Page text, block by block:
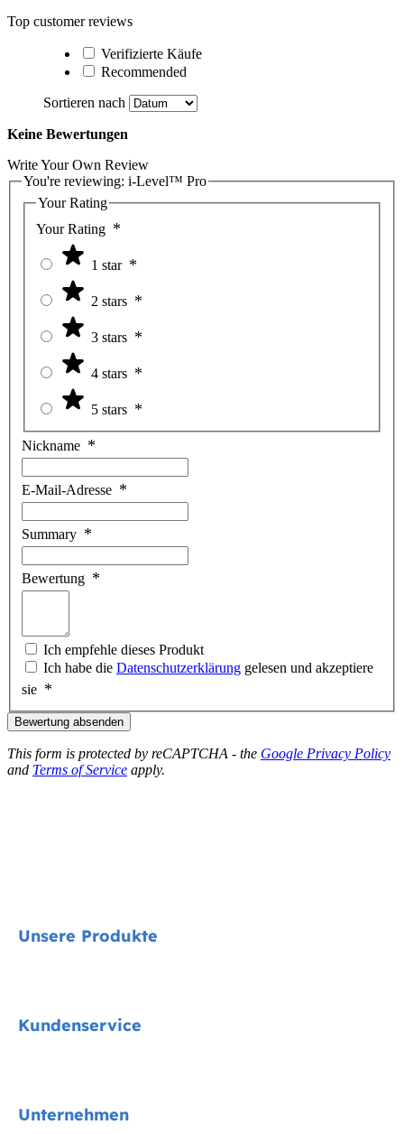
Top customer reviews
Verifizierte Käufe
Recommended
Sortieren nach
Keine Bewertungen
Write Your Own Review
You're reviewing: i-Level™ Pro
Your Rating
Your Rating
1 star
2 stars
3 stars
4 stars
5 stars
Nickname
E-Mail-Adresse
Summary
Bewertung
Ich empfehle dieses Produkt
Ich habe die Datenschutzerklärung gelesen und akzeptiere
sie
Bewertung absenden
This form is protected by reCAPTCHA - the Google Privacy Policy
and Terms of Service apply.
Unsere Produkte
Hochstühle
Kundenservice
Unternehmen